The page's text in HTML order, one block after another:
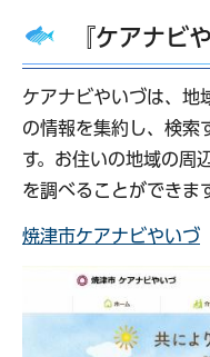
『ケアナビ
ケアナビやいづは、地
の情報を集約し、検索
す。お住いの地域の周
を調べることができます
焼津市ケアナビやいづ